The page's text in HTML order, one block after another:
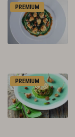
PREMIUM
PREMIUM